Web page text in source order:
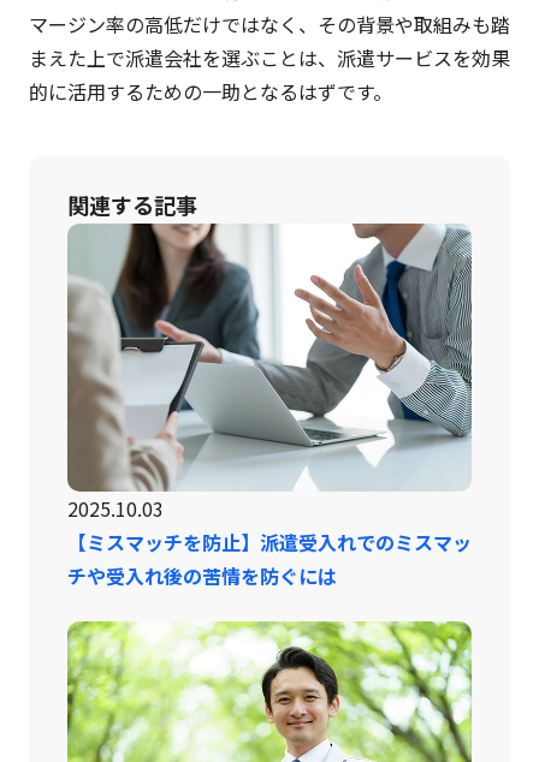
マージン率の高低だけではなく、その背景や取組みも踏
まえた上で派遣会社を選ぶことは、派遣サービスを効果
的に活用するための一助となるはずです。
関連する記事
2025.10.03
【ミスマッチを防止】派遣受入れでのミスマッ
チや受入れ後の苦情を防ぐには